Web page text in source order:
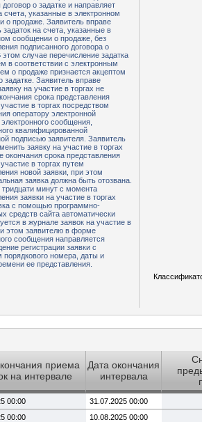
договор о задатке и направляет
счета, указанные в электронном
о продаже. Заявитель вправе
задаток на счета, указанные в
сообщении о продаже, без
подписанного договора о
этом случае перечисление задатка
в соответствии с электронным
о продаже признается акцептом
вправе
на участие в торгах не
срока представления
в торгах посредством
оператору электронной
сообщения,
квалифицированной
заявителя. Заявитель
заявку на участие в торгах
окончания срока представления
в торгах путем
новой заявки, при этом
заявка должна быть отозвана.
тридцати минут с момента
заявки на участие в торгах
с помощью программно-
средств сайта автоматически
в журнале заявок на участие в
этом заявителю в форме
сообщения направляется
регистрации заявки с
порядкового номера, даты и
ее представления.
приема
на интервале
Дата окончания
интервала
00:00 31.07.2025 00:00
00:00 10.08.2025 00:00